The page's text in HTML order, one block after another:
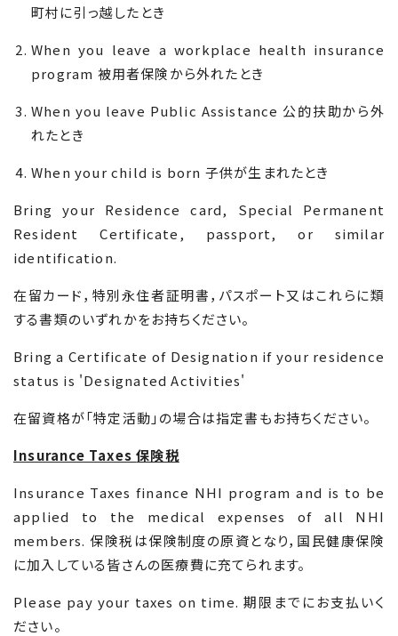
町村に引っ越したとき
When you leave a workplace health insurance
program 被用者保険から外れたとき
When you leave Public Assistance 公的扶助から外
れたとき
When your child is born 子供が生まれたとき
Bring your Residence card, Special Permanent
Resident Certificate, passport, or similar
identification.
在留カード，特別永住者証明書，パスポート又はこれらに類
する書類のいずれかをお持ちください。
Bring a Certificate of Designation if your residence
status is 'Designated Activities'
在留資格が「特定活動」の場合は指定書もお持ちください。
Insurance Taxes保険税
Insurance Taxes finance NHI program and is to be
applied to the medical expenses of all NHI
members.保険税は保険制度の原資となり，国民健康保険
に加入している皆さんの医療費に充てられます。
Please pay your taxes on time. 期限までにお支払いく
ださい。